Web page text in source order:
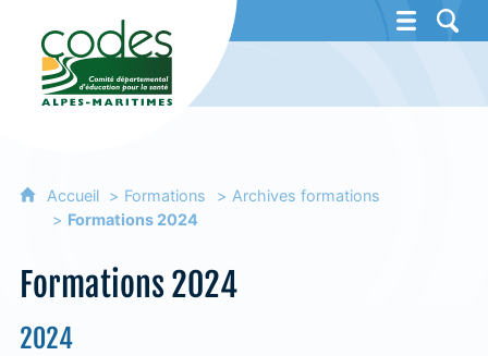
CoDES 06 - Comité départemental
Accueil Formations
Archives formations
Formations 2024
Formations 2024
2024